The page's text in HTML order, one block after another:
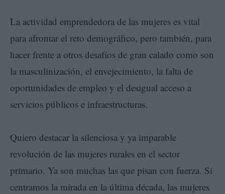
La actividad emprendedora de las mujeres es vital
para afrontar el reto demográfico, pero también, para
hacer frente a otros desafíos de gran calado como son
la masculinización, el envejecimiento, la falta de
oportunidades de empleo y el desigual acceso a
servicios públicos e infraestructuras.
Quiero destacar la silenciosa y ya imparable
revolución de las mujeres rurales en el sector
primario. Ya son muchas las que pisan con fuerza. Si
centramos la mirada en la última década, las mujeres